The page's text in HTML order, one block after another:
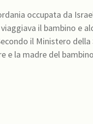
occupata da
il bambino e
e la madre del